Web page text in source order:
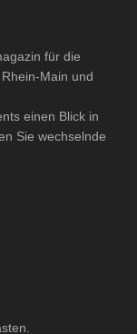
für die
Main und
einen Blick in
Sie wechselnde